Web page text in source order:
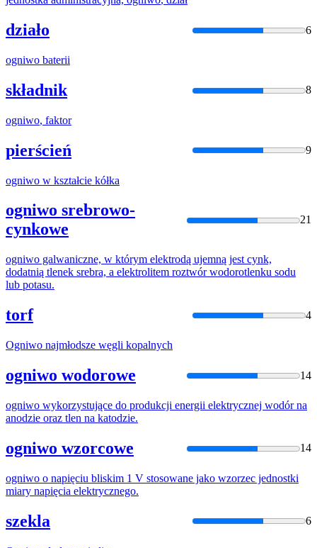
działo 6
ogniwo baterii
składnik 8
ogniwo, faktor
pierścień 9
ogniwo w kształcie kółka
ogniwo srebrowo-
cynkowe
21
ogniwo galwaniczne, w którym elektrodą ujemną jest cynk,
dodatnią tlenek srebra, a elektrolitem roztwór wodorotlenku sodu
lub potasu.
torf 4
Ogniwo najmłodsze węgli kopalnych
ogniwo wodorowe 14
ogniwo wykorzystujące do produkcji energii elektrycznej wodór na
anodzie oraz tlen na katodzie.
ogniwo wzorcowe 14
ogniwo o napięciu bliskim 1 V stosowane jako wzorzec jednostki
miary napięcia elektrycznego.
szekla 6